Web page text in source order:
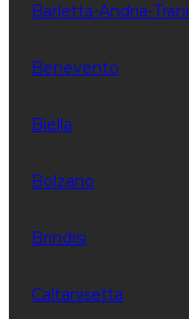
Barletta-Andria-Trani
Benevento
Biella
Bolzano
Brindisi
Caltanisetta